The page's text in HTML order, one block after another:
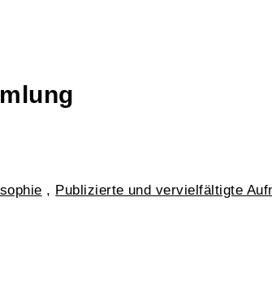
, Publizierte und vervielfältigte